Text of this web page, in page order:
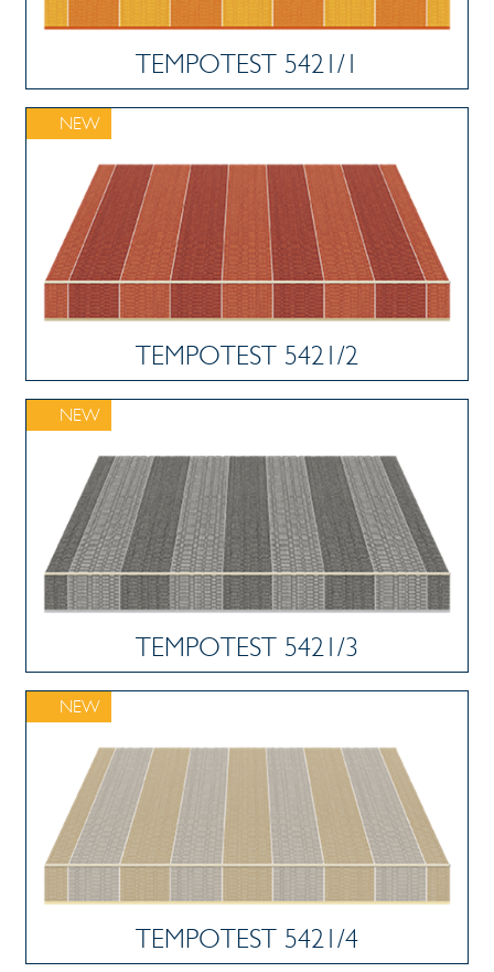
TEMPOTEST 5421/1
NEW
TEMPOTEST 5421/2
NEW
TEMPOTEST 5421/3
NEW
TEMPOTEST 5421/4